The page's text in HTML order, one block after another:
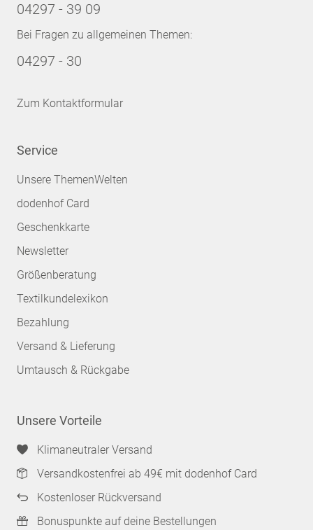
04297 - 39 09
Bei Fragen zu allgemeinen Themen:
04297 - 30
Zum Kontaktformular
Service
Unsere ThemenWelten
dodenhof Card
Geschenkkarte
Newsletter
Größenberatung
Textilkundelexikon
Bezahlung
Versand & Lieferung
Umtausch & Rückgabe
Unsere Vorteile
Klimaneutraler Versand
Versandkostenfrei ab 49€ mit dodenhof Card
Kostenloser Rückversand
Bonuspunkte auf deine Bestellungen